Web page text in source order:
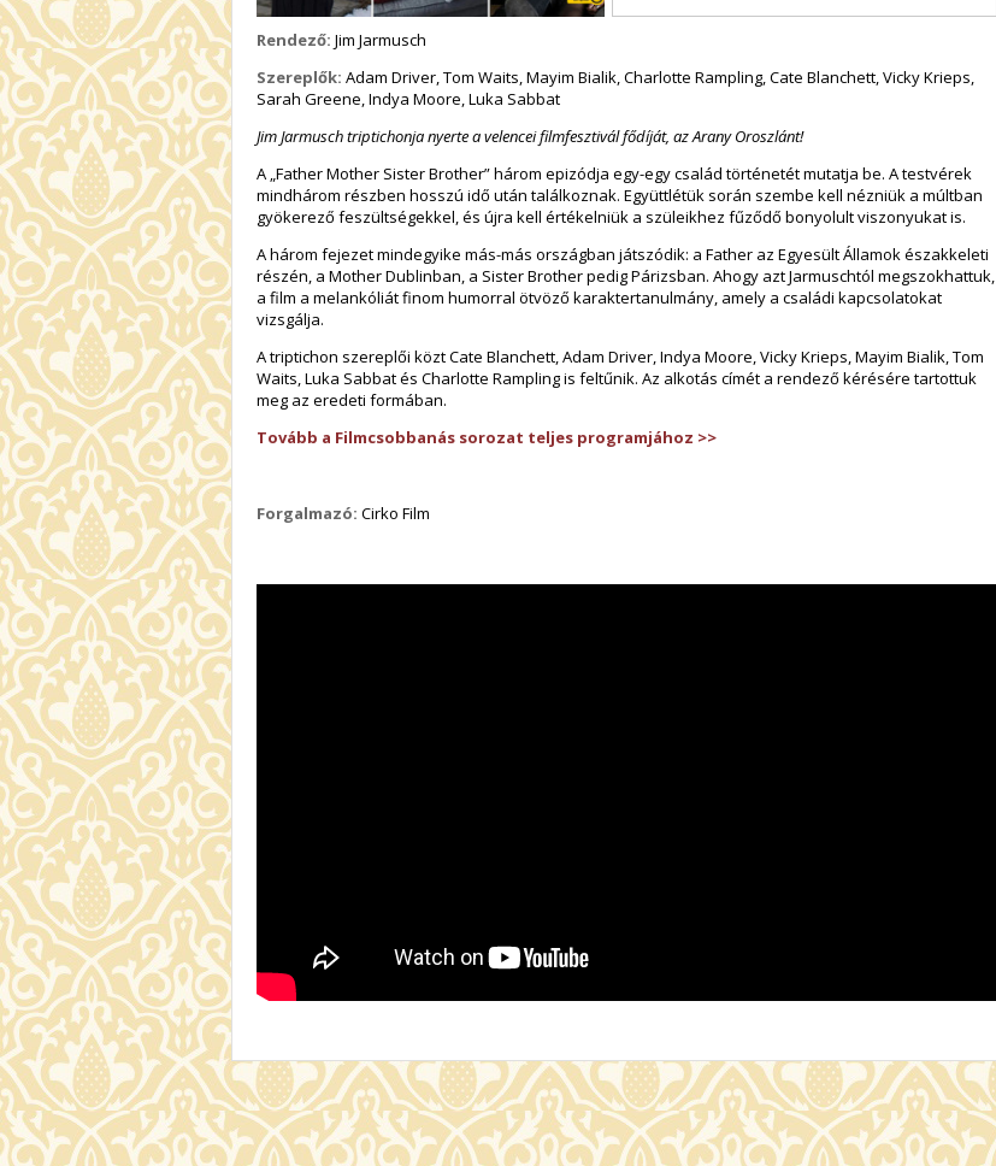
Rendező: Jim Jarmusch
Szereplők: Adam Driver, Tom Waits, Mayim Bialik, Charlotte Rampling, Cate Blanchett, Vicky Krieps,
Sarah Greene, Indya Moore, Luka Sabbat
Jim Jarmusch triptichonja nyerte a velencei filmfesztivál fődíját, az Arany Oroszlánt!
A „Father Mother Sister Brother” három epizódja egy-egy család történetét mutatja be. A testvérek
mindhárom részben hosszú idő után találkoznak. Együttlétük során szembe kell nézniük a múltban
gyökerező feszültségekkel, és újra kell értékelniük a szüleikhez fűződő bonyolult viszonyukat is.
A három fejezet mindegyike más-más országban játszódik: a Father az Egyesült Államok északkeleti
részén, a Mother Dublinban, a Sister Brother pedig Párizsban. Ahogy azt Jarmuschtól megszokhattuk,
a film a melankóliát finom humorral ötvöző karaktertanulmány, amely a családi kapcsolatokat
vizsgálja.
A triptichon szereplői közt Cate Blanchett, Adam Driver, Indya Moore, Vicky Krieps, Mayim Bialik, Tom
Waits, Luka Sabbat és Charlotte Rampling is feltűnik. Az alkotás címét a rendező kérésére tartottuk
meg az eredeti formában.
Tovább a Filmcsobbanás sorozat teljes programjához >>
Forgalmazó: Cirko Film